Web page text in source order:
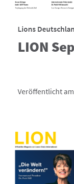
Lions
LION
Veröffentlicht